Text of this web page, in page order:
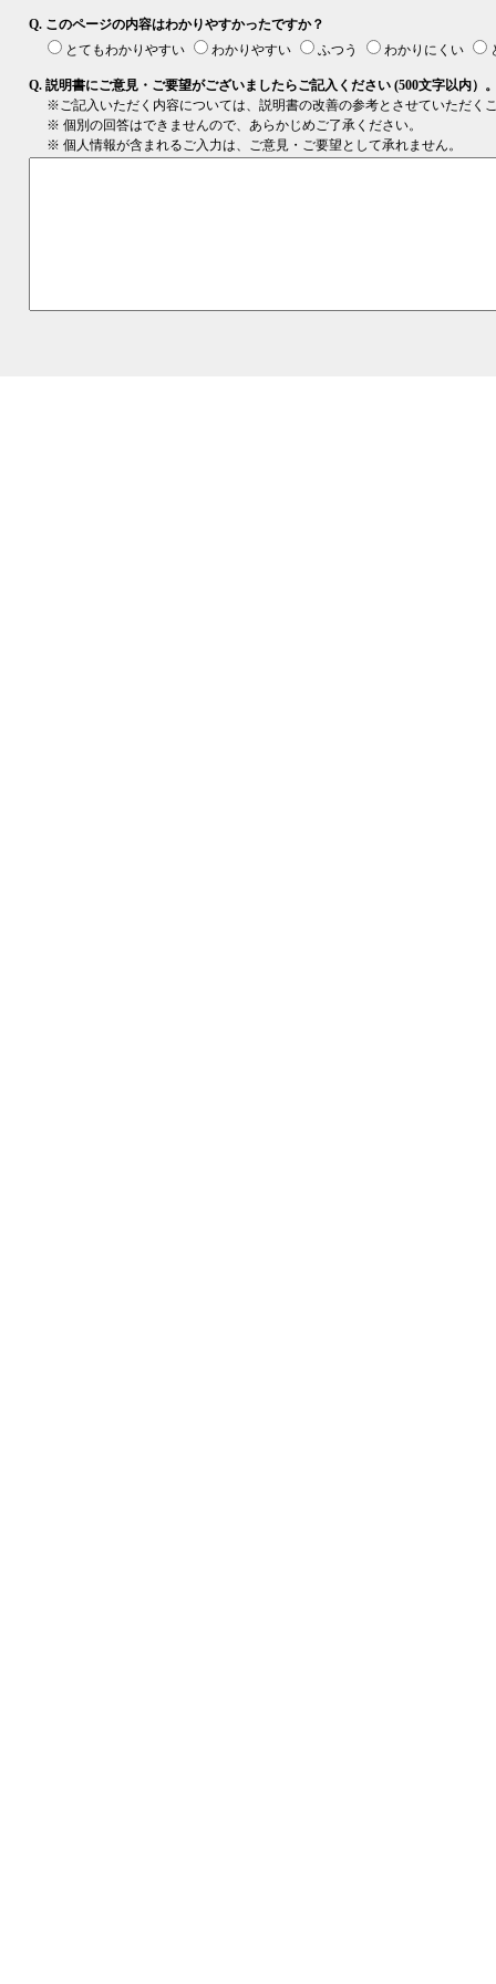
Q. このページの内容はわかりやすかったですか？
とてもわかりやすい
わかりやすい ふつう わかりにくい
Q. 説明書にご意見・ご要望がございましたらご記入ください (500文字以内）
※ご記入いただく内容については、説明書の改善の参考とさせていただく
※ 個別の回答はできませんので、あらかじめご了承ください。
※ 個人情報が含まれるご入力は、ご意見・ご要望として承れません。